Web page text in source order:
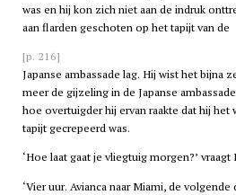
was en hij kon zich niet aan de indruk
aan flarden geschoten op het tapijt van de
[p. 216]
Japanse ambassade lag. Hij wist het bijna
meer de gijzeling in de Japanse
hoe overtuigder hij ervan raakte dat hij het
tapijt gecrepeerd was.
‘Hoe laat gaat je vliegtuig morgen?’ vraagt
‘Vier uur. Avianca naar Miami, de volgende